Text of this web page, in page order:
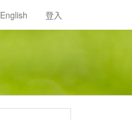
English 登入